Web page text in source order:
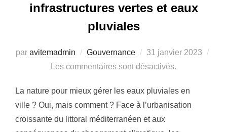
infrastructures vertes et eaux
pluviales
par avitemadmin Gouvernance
Publié
le
31 janvier 2023
Les commentaires sont désactivés.
La nature pour mieux gérer les eaux pluviales en
ville ? Oui, mais comment ? Face à l’urbanisation
croissante du littoral méditerranéen et aux